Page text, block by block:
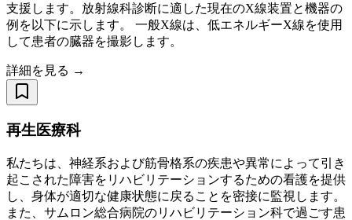
支援します。放射線科診断に適した現在のX線装置と機器の
例を以下に示します。 一般X線は、低エネルギーX線を使用
して患者の臓器を撮影します。
詳細を見る →
再生医療科
私たちは、神経系および筋骨格系の疾患や異常によって引き
起こされた障害をリハビリテーションするための看護を提供
し、身体が適切な健康状態に戻ることを密接に監視します。
また、サムロン総合病院のリハビリテーション科で過ごす患